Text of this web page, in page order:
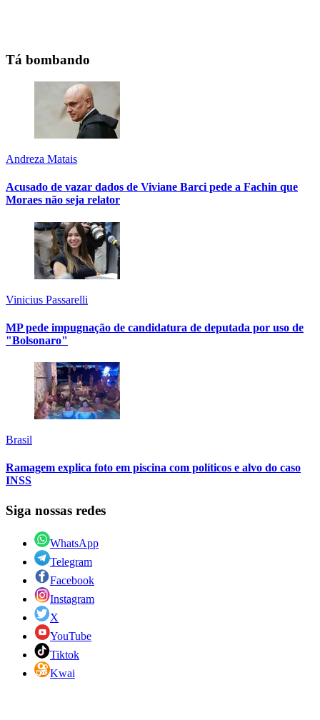
Tá bombando
Andreza Matais
Acusado de vazar dados de Viviane Barci pede a Fachin que
Moraes não seja relator
Vinicius Passarelli
MP pede impugnação de candidatura de deputada por uso de
"Bolsonaro"
Brasil
Ramagem explica foto em piscina com políticos e alvo do caso
INSS
Siga nossas redes
WhatsApp
Telegram
Facebook
Instagram
X
YouTube
Tiktok
Kwai